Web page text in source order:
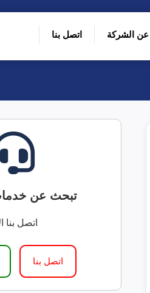
الشركة اتصل بنا
تبحث عن
اتصل بنا
اتصل بنا